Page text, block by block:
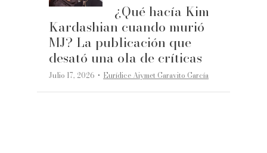
¿Qué hacía Kim
Kardashian cuando murió
MJ? La publicación que
desató una ola de críticas
Julio 17, 2026 ·Eurídice Aiymet Garavito García